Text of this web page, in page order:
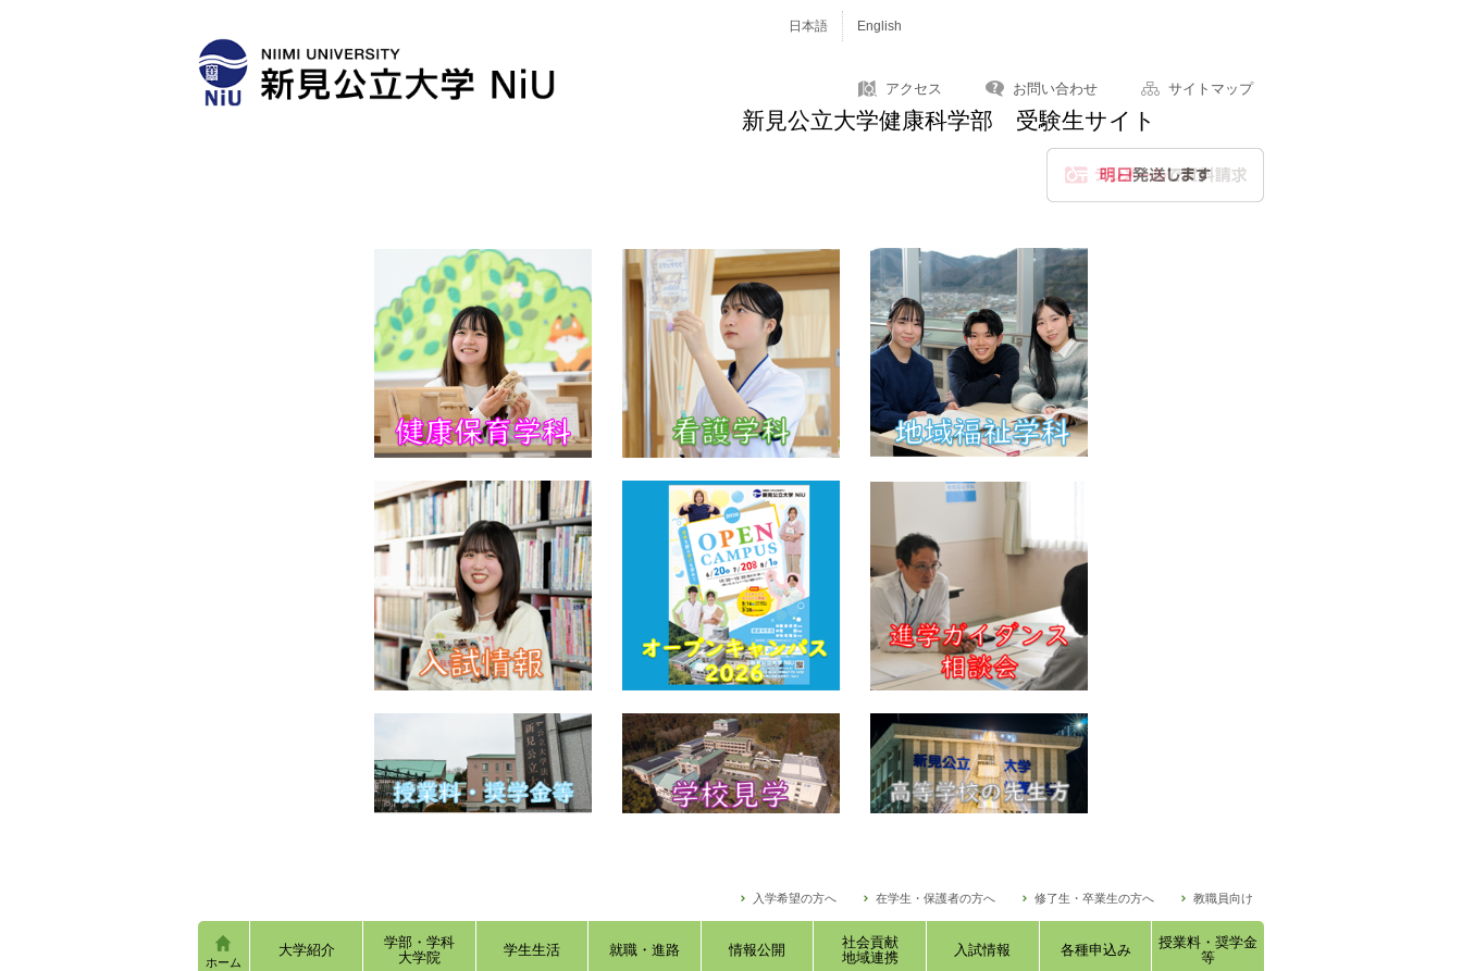
日本語 English
アクセス お問い合わせ サイトマップ
新見公立大学健康科学部 受験生サイト
入学希望の方へ 在学生・保護者の方へ 修了生・卒業生の方へ 教職員向け
ホーム
大学紹介
学部・学科
大学院
学生生活 就職・進路 情報公開
社会貢献
地域連携
入試情報 各種申込み
授業料・奨学金
等